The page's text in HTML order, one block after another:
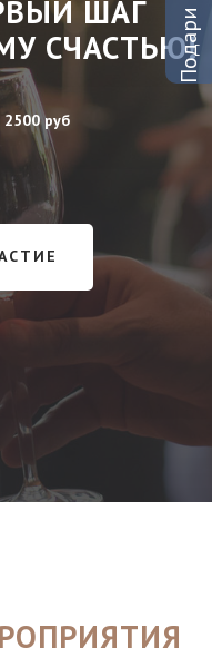
ШАГ
СЧАСТЬЮ!
2500 руб